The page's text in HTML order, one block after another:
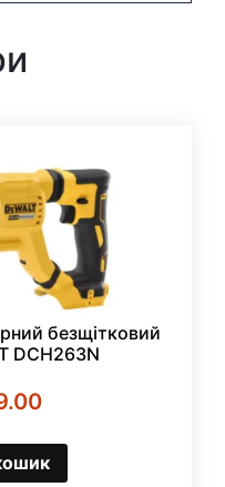
безщітковий
DCH263N